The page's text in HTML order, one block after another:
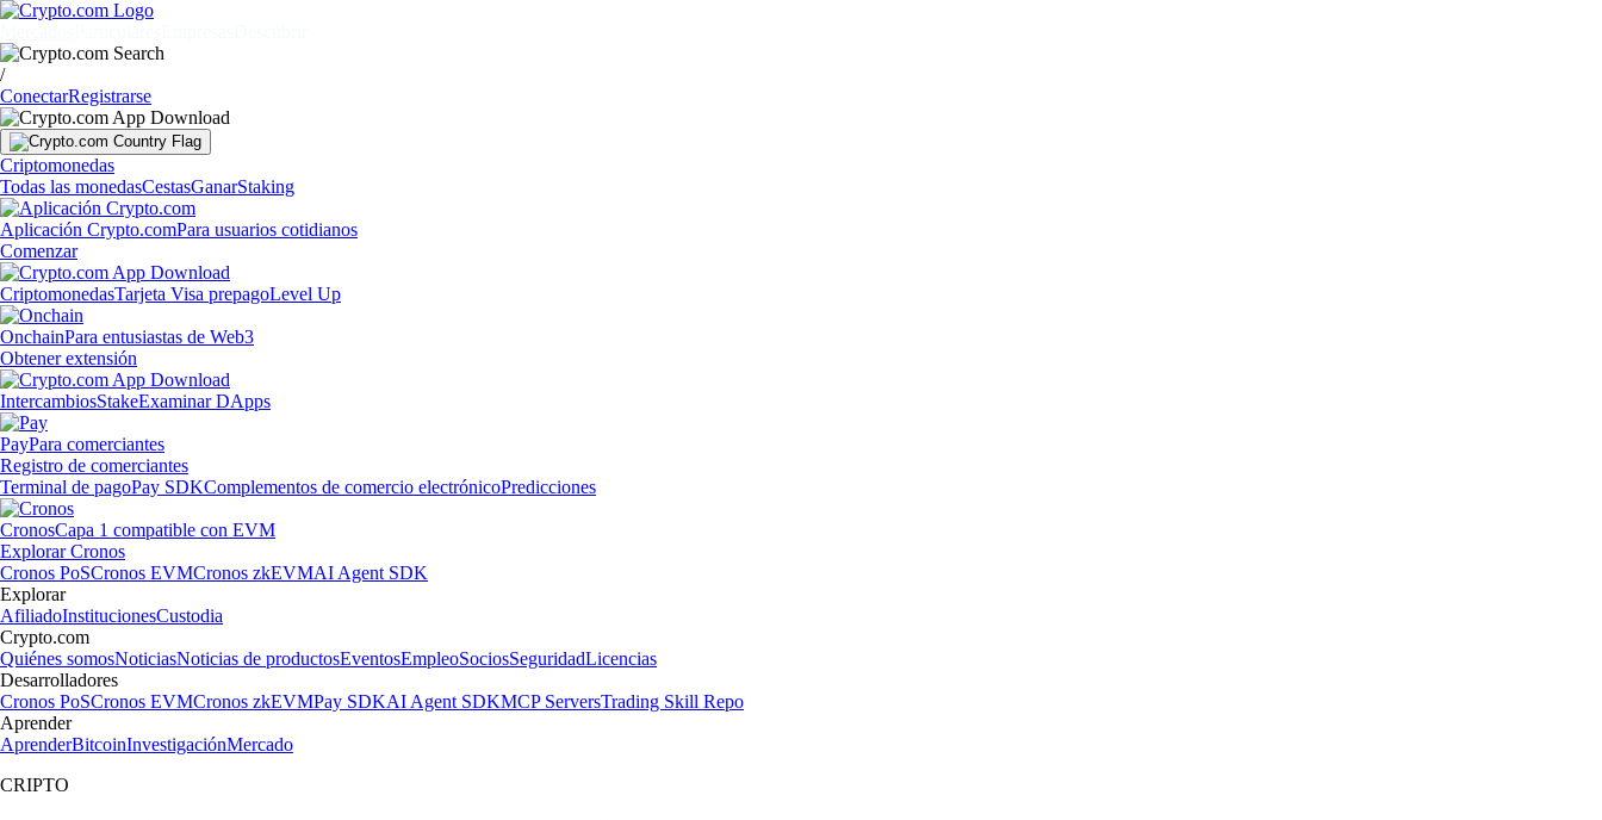
/
ConectarRegistrarse
Criptomonedas
Todas las monedasCestasGanarStaking
Aplicación Crypto.comPara usuarios cotidianos
Comenzar
CriptomonedasTarjeta Visa prepagoLevel Up
OnchainPara entusiastas de Web3
Obtener extensión
IntercambiosStakeExaminar DApps
PayPara comerciantes
Registro de comerciantes
Terminal de pagoPay SDKComplementos de comercio electrónicoPredicciones
CronosCapa 1 compatible con EVM
Explorar Cronos
Cronos PoSCronos EVMCronos zkEVMAI Agent SDK
Explorar
AfiliadoInstitucionesCustodia
Crypto.com
Quiénes somosNoticiasNoticias de productosEventosEmpleoSociosSeguridadLicencias
Desarrolladores
Cronos PoSCronos EVMCronos zkEVMPay SDKAI Agent SDKMCP ServersTrading Skill Repo
Aprender
AprenderBitcoinInvestigaciónMercado
CRIPTO